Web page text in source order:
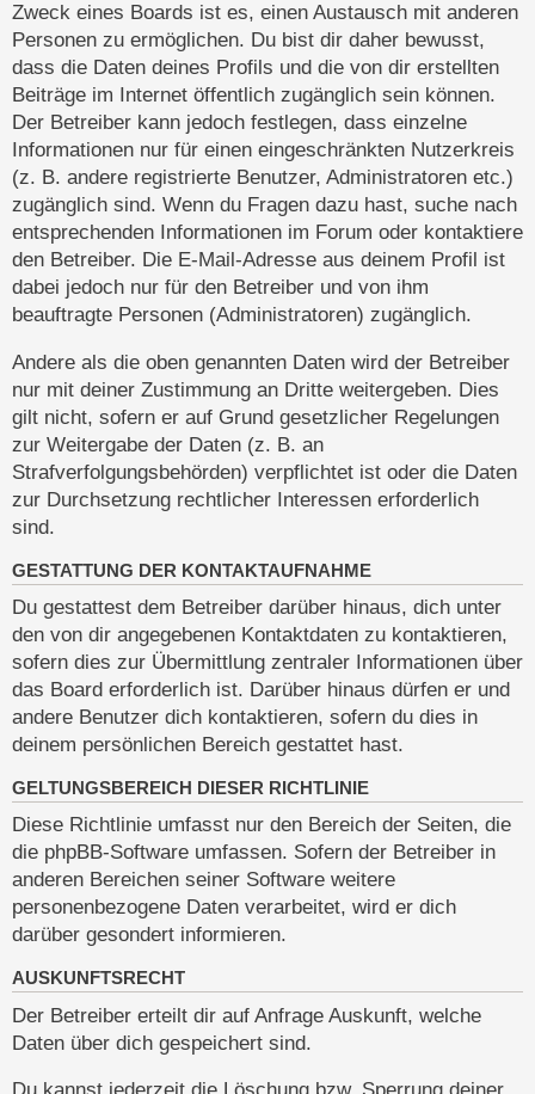
Zweck eines Boards ist es, einen Austausch mit anderen
Personen zu ermöglichen. Du bist dir daher bewusst,
dass die Daten deines Profils und die von dir erstellten
Beiträge im Internet öffentlich zugänglich sein können.
Der Betreiber kann jedoch festlegen, dass einzelne
Informationen nur für einen eingeschränkten Nutzerkreis
(z. B. andere registrierte Benutzer, Administratoren etc.)
zugänglich sind. Wenn du Fragen dazu hast, suche nach
entsprechenden Informationen im Forum oder kontaktiere
den Betreiber. Die E-Mail-Adresse aus deinem Profil ist
dabei jedoch nur für den Betreiber und von ihm
beauftragte Personen (Administratoren) zugänglich.
Andere als die oben genannten Daten wird der Betreiber
nur mit deiner Zustimmung an Dritte weitergeben. Dies
gilt nicht, sofern er auf Grund gesetzlicher Regelungen
zur Weitergabe der Daten (z. B. an
Strafverfolgungsbehörden) verpflichtet ist oder die Daten
zur Durchsetzung rechtlicher Interessen erforderlich
sind.
GESTATTUNG DER KONTAKTAUFNAHME
Du gestattest dem Betreiber darüber hinaus, dich unter
den von dir angegebenen Kontaktdaten zu kontaktieren,
sofern dies zur Übermittlung zentraler Informationen über
das Board erforderlich ist. Darüber hinaus dürfen er und
andere Benutzer dich kontaktieren, sofern du dies in
deinem persönlichen Bereich gestattet hast.
GELTUNGSBEREICH DIESER RICHTLINIE
Diese Richtlinie umfasst nur den Bereich der Seiten, die
die phpBB-Software umfassen. Sofern der Betreiber in
anderen Bereichen seiner Software weitere
personenbezogene Daten verarbeitet, wird er dich
darüber gesondert informieren.
AUSKUNFTSRECHT
Der Betreiber erteilt dir auf Anfrage Auskunft, welche
Daten über dich gespeichert sind.